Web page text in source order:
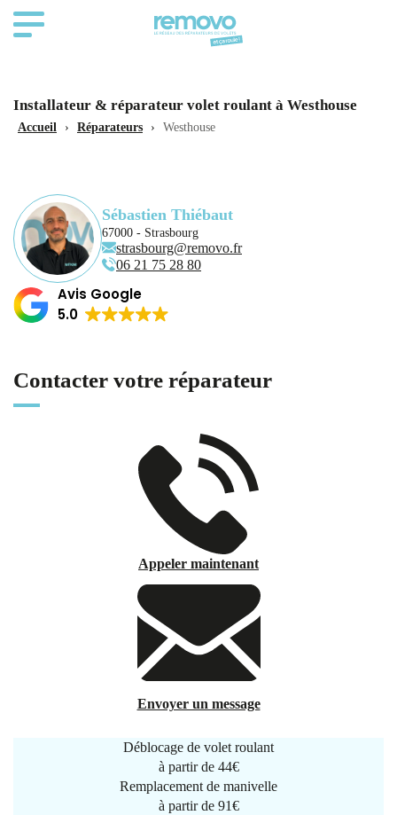
Installateur & réparateur volet roulant à Westhouse
Accueil › Réparateurs › Westhouse
Sébastien Thiébaut
67000 - Strasbourg
strasbourg@removo.fr
‭06 21 75 28 80‬
Avis Google
5.0
Contacter votre réparateur
Appeler maintenant
Envoyer un message
Déblocage de volet roulant
à partir de 44€
Remplacement de manivelle
à partir de 91€